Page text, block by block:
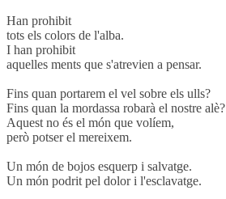
Han prohibit
tots els colors de l'alba.
I han prohibit
aquelles ments que s'atrevien a pensar.
Fins quan portarem el vel sobre els ulls?
Fins quan la mordassa robarà el nostre alè?
Aquest no és el món que volíem,
però potser el mereixem.
Un món de bojos esquerp i salvatge.
Un món podrit pel dolor i l'esclavatge.